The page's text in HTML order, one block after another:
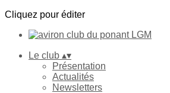
Cliquez pour éditer
Le club ▴▾
Présentation
Actualités
Newsletters